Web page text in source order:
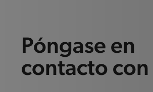
Póngase en
contacto con